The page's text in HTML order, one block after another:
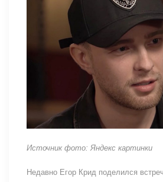
Источник фото: Яндекс картинки
Недавно Егор Крид поделился